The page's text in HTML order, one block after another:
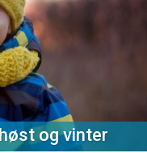
og vinter